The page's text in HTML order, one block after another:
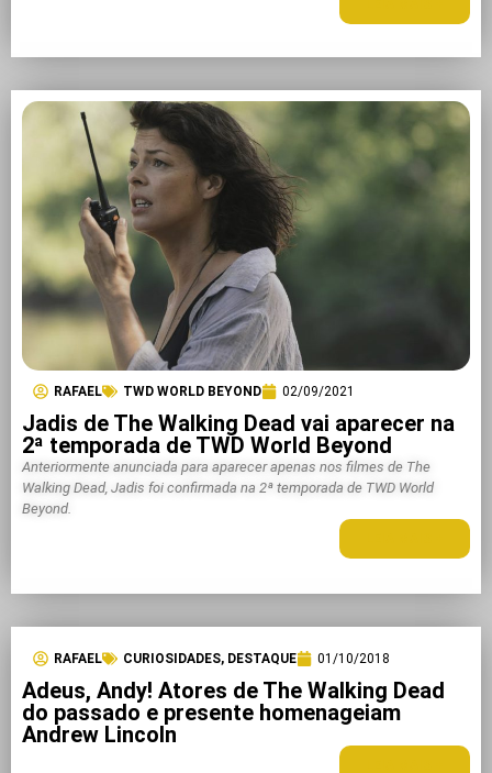
RAFAEL TWD WORLD BEYOND 02/09/2021
Jadis de The Walking Dead vai aparecer na
2ª temporada de TWD World Beyond
Anteriormente anunciada para aparecer apenas nos filmes de The
Walking Dead, Jadis foi confirmada na 2ª temporada de TWD World
Beyond.
RAFAEL CURIOSIDADES, DESTAQUE 01/10/2018
Adeus, Andy! Atores de The Walking Dead
do passado e presente homenageiam
Andrew Lincoln